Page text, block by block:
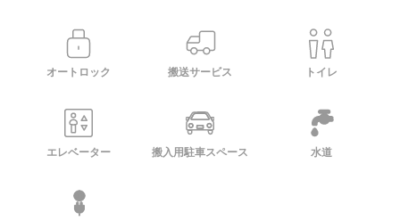
オートロック 搬送サービス トイレ
エレベーター 搬入用駐車スペース 水道